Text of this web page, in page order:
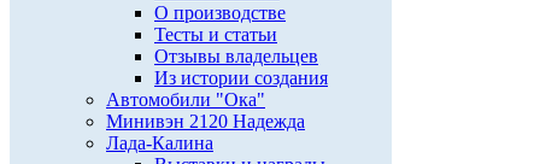
О производстве
Тесты и статьи
Отзывы владельцев
Из истории создания
Автомобили "Ока"
Минивэн 2120 Надежда
Лада-Калина